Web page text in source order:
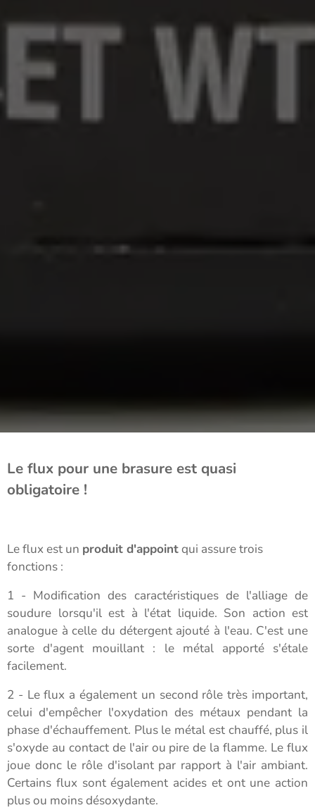
Le flux pour une brasure est quasi
obligatoire !
Le flux est un produit d'appointqui assure trois
fonctions :
1 - Modification des caractéristiques de l'alliage de
soudure lorsqu'il est à l'état liquide. Son action est
analogue à celle du détergent ajouté à l'eau. C'est une
sorte d'agent mouillant : le métal apporté s'étale
facilement.
2 - Le flux a également un second rôle très important,
celui d'empêcher l'oxydation des métaux pendant la
phase d'échauffement. Plus le métal est chauffé, plus il
s'oxyde au contact de l'air ou pire de la flamme. Le flux
joue donc le rôle d'isolant par rapport à l'air ambiant.
Certains flux sont également acides et ont une action
plus ou moins désoxydante.